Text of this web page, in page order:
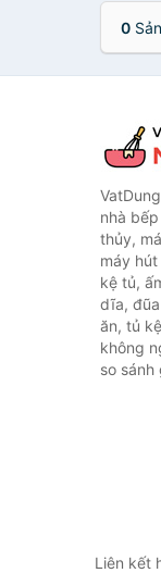
0
nhà
thủy,
máy
kệ tủ,
dĩa,
ăn, tủ
không
so sánh
Liên kết